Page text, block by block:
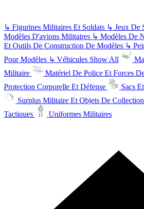
↳ Figurines Militaires Et Soldats ↳ Jeux De
Modèles D'avions Militaires ↳ Modèles De
Et Outils De Construction De Modèles ↳
Pour Modèles ↳ Véhicules Show All
Militaire
Matériel De Police Et Forces
Protection Corporelle Et Défense
Sacs
Surplus Militaire Et Objets De Collection
Tactiques
Uniformes Militaires